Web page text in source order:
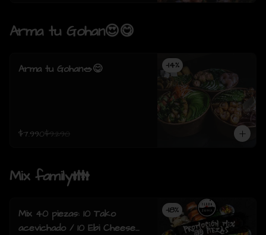
Arma tu Gohan😍😋
-14%
Arma tu Gohan🥗😋
$7.990$9.290
Mix family👪
-18%
Mix 40 piezas: 10 Tako
acevichado / 10 Ebi Cheese